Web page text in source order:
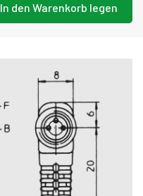
In den Warenkorb legen